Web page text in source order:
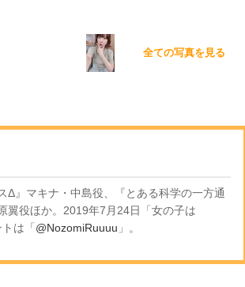
全ての写真を見る
Δ』マキナ・中島役、『とある科学の一方通
翼役ほか。2019年7月24日「女の子は
は「@NozomiRuuuu 」。